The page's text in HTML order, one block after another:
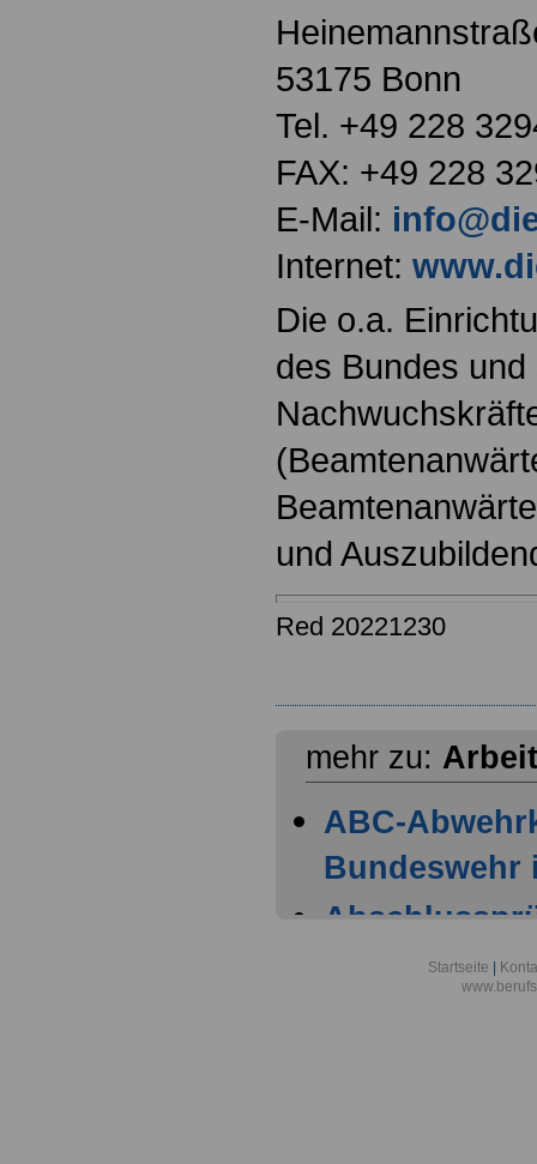
53175 Bonn
Tel. +49 228
FAX: +49 228
E-Mail:
Internet:
Die o.a.
des Bundes und
und
Red 20221230
mehr zu:
ABC-
Bundeswehr
Startseite